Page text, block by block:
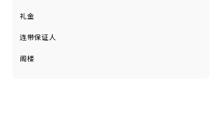
礼金
连带保证人
阁楼